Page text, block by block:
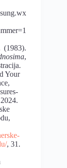
,
Your
, 31.